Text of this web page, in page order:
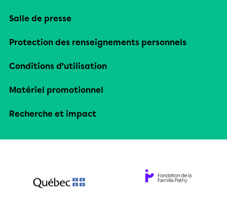
Salle de presse
Protection des renseignements personnels
Conditions d’utilisation
Matériel promotionnel
Recherche et impact